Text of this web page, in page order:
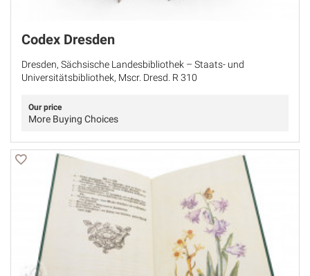
Codex Dresden
Dresden, Sächsische Landesbibliothek – Staats- und
Universitätsbibliothek, Mscr. Dresd. R 310
Our price
More Buying Choices